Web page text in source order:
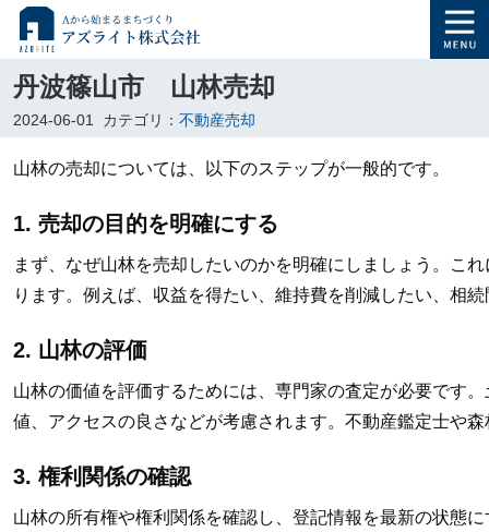
丹波篠山市 山林売却
2024-06-01 カテゴリ： 不動産売却
山林の売却については、以下のステップが一般的です。
1. 売却の目的を明確にする
まず、なぜ山林を売却したいのかを明確にしましょう。こ
ります。例えば、収益を得たい、維持費を削減したい、相
2. 山林の評価
山林の価値を評価するためには、専門家の査定が必要です
値、アクセスの良さなどが考慮されます。不動産鑑定士や
3. 権利関係の確認
山林の所有権や権利関係を確認し、登記情報を最新の状態